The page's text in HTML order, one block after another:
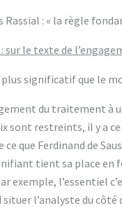
Rassial : « la règle
sur le texte de
significatif que le
du traitement à
sont restreints, il y a
que Ferdinand de
tient sa place en
exemple, l’essentiel
l’analyste du